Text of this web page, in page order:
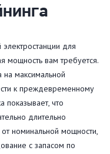
для
мощность вам требуется.
на максимальной
к преждевременному
показывает, что
длительно
номинальной мощности,
с запасом по